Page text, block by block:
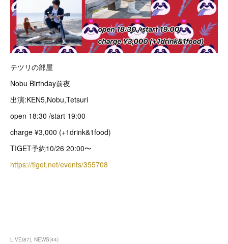
テツリの部屋
Nobu Birthday前夜
出演:KEN5,Nobu,Tetsuri
open 18:30 /start 19:00
charge ¥3,000 (+1drink&1food)
TIGET予約10/26 20:00〜
https://tiget.net/events/355708
LIVE(87) NEWS(44)